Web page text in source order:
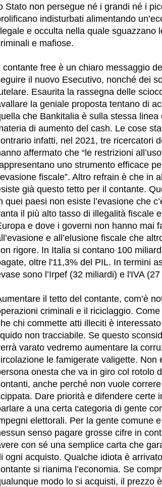
Stato non persegue né i grandi né i
indisturbati alimentando
e occulta nella quale sguazzano
e mafiose.
contante free è un chiaro messaggio
il nuovo Esecutivo, nonché dei
Esaurita la rassegna delle
la geniale proposta tentano di
che Bankitalia è sulla stessa linea
di aumento del cash. Le cose
infatti, nel 2021, tre ricercatori
affermato che “le restrizioni
uno strumento efficace
fiscale”. Altro refrain è che in
già questo tetto per il contante.
quei paesi non esiste l’evasione che
il più alto tasso di illegalità fiscale
e dove i governi non hanno mai
e all’elusione fiscale che
rigore. In Italia si contano 100
oltre l'11,3% del PIL. In termini
sono l’Irpef (32 miliardi) e l'IVA
il tetto del contante, com’è
criminali e il riciclaggio.
chi commette atti illeciti è
non tracciabile. Se questo
varato vedremo aumentare la
le famigerate valigette. Non
onesta che va in giro col rotolo
anche perché non vuole
Dare priorità e difendere certe
a una certa categoria di gente
elettorali. Per la gente comune
senso pagare grosse cifre in
con sé una semplice carta che
ogni acquisto. Qualche idiota è
si rianima l’economia. Se
modo lo si acquisti, il prezzo